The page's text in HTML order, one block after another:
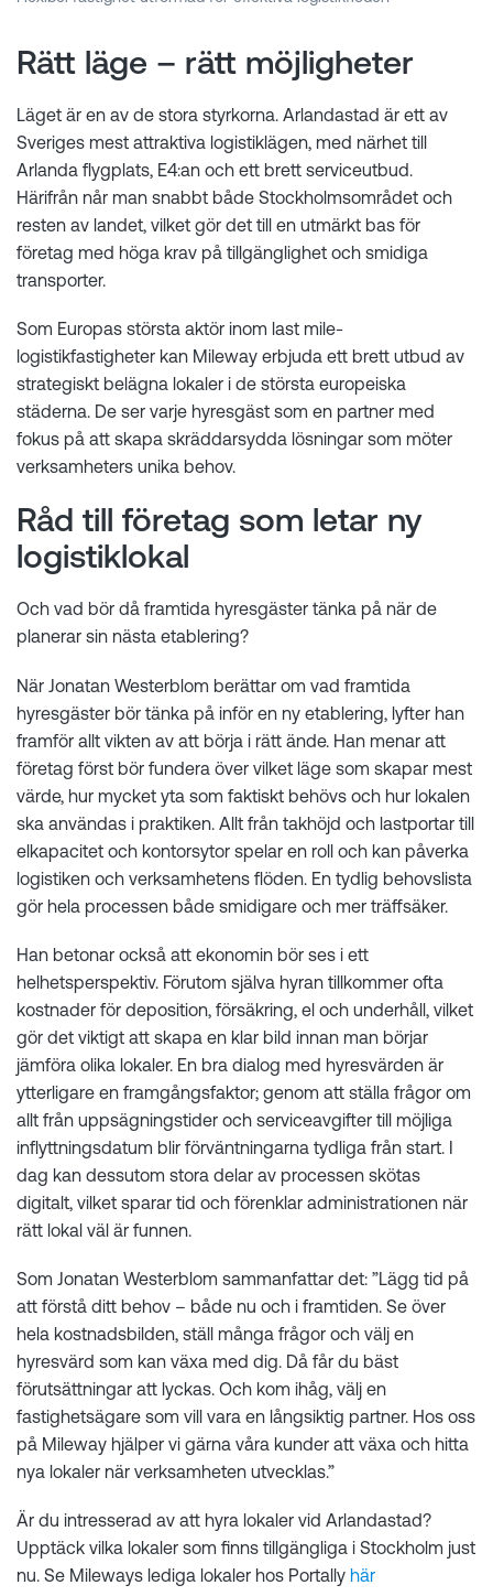
Rätt läge – rätt möjligheter
Läget är en av de stora styrkorna. Arlandastad är ett av
Sveriges mest attraktiva logistiklägen, med närhet till
Arlanda flygplats, E4:an och ett brett serviceutbud.
Härifrån når man snabbt både Stockholmsområdet och
resten av landet, vilket gör det till en utmärkt bas för
företag med höga krav på tillgänglighet och smidiga
transporter.
Som Europas största aktör inom last mile-
logistikfastigheter kan Mileway erbjuda ett brett utbud av
strategiskt belägna lokaler i de största europeiska
städerna. De ser varje hyresgäst som en partner med
fokus på att skapa skräddarsydda lösningar som möter
verksamheters unika behov.
Råd till företag som letar ny
logistiklokal
Och vad bör då framtida hyresgäster tänka på när de
planerar sin nästa etablering?
När Jonatan Westerblom berättar om vad framtida
hyresgäster bör tänka på inför en ny etablering, lyfter han
framför allt vikten av att börja i rätt ände. Han menar att
företag först bör fundera över vilket läge som skapar mest
värde, hur mycket yta som faktiskt behövs och hur lokalen
ska användas i praktiken. Allt från takhöjd och lastportar till
elkapacitet och kontorsytor spelar en roll och kan påverka
logistiken och verksamhetens flöden. En tydlig behovslista
gör hela processen både smidigare och mer träffsäker.
Han betonar också att ekonomin bör ses i ett
helhetsperspektiv. Förutom själva hyran tillkommer ofta
kostnader för deposition, försäkring, el och underhåll, vilket
gör det viktigt att skapa en klar bild innan man börjar
jämföra olika lokaler. En bra dialog med hyresvärden är
ytterligare en framgångsfaktor; genom att ställa frågor om
allt från uppsägningstider och serviceavgifter till möjliga
inflyttningsdatum blir förväntningarna tydliga från start. I
dag kan dessutom stora delar av processen skötas
digitalt, vilket sparar tid och förenklar administrationen när
rätt lokal väl är funnen.
Som Jonatan Westerblom sammanfattar det: ”Lägg tid på
att förstå ditt behov – både nu och i framtiden. Se över
hela kostnadsbilden, ställ många frågor och välj en
hyresvärd som kan växa med dig. Då får du bäst
förutsättningar att lyckas. Och kom ihåg, välj en
fastighetsägare som vill vara en långsiktig partner. Hos oss
på Mileway hjälper vi gärna våra kunder att växa och hitta
nya lokaler när verksamheten utvecklas.”
Är du intresserad av att hyra lokaler vid Arlandastad?
Upptäck vilka lokaler som finns tillgängliga i Stockholm just
nu. Se Mileways lediga lokaler hos Portally här